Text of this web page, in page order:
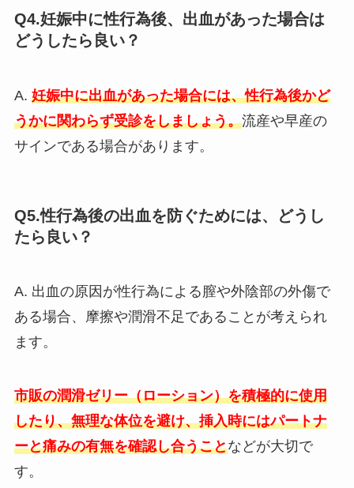
Q4.妊娠中に性行為後、出血があった場合は
どうしたら良い？
A. 妊娠中に出血があった場合には、性行為後かど
うかに関わらず受診をしましょう。流産や早産の
サインである場合があります。
Q5.性行為後の出血を防ぐためには、どうし
たら良い？
A. 出血の原因が性行為による膣や外陰部の外傷で
ある場合、摩擦や潤滑不足であることが考えられ
ます。
市販の潤滑ゼリー（ローション）を積極的に使用
したり、無理な体位を避け、挿入時にはパートナ
ーと痛みの有無を確認し合うことなどが大切で
す。